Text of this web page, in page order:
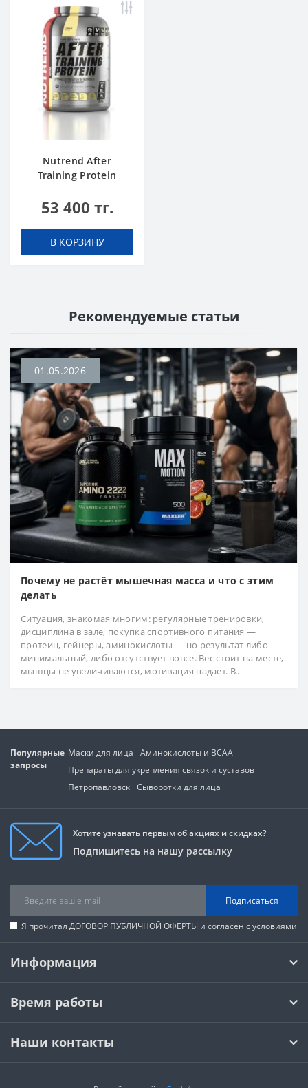
Nutrend After
Training Protein
53 400 тг.
В КОРЗИНУ
Рекомендуемые статьи
01.05.2026
Почему не растёт мышечная масса и что с этим
делать
Ситуация, знакомая многим: регулярные тренировки,
дисциплина в зале, покупка спортивного питания —
протеин, гейнеры, аминокислоты — но результат либо
минимальный, либо отсутствует вовсе. Вес стоит на месте,
мышцы не увеличиваются, мотивация падает. В..
Популярные
запросы
Маски для лица
Аминокислоты и BCAA
Препараты для укрепления связок и суставов
Петропавловск Сыворотки для лица
Хотите узнавать первым об акциях и скидках?
Подпишитесь на нашу рассылку
Подписаться
Я прочитал ДОГОВОР ПУБЛИЧНОЙ ОФЕРТЫ и согласен с условиями
Информация
Время работы
Наши контакты